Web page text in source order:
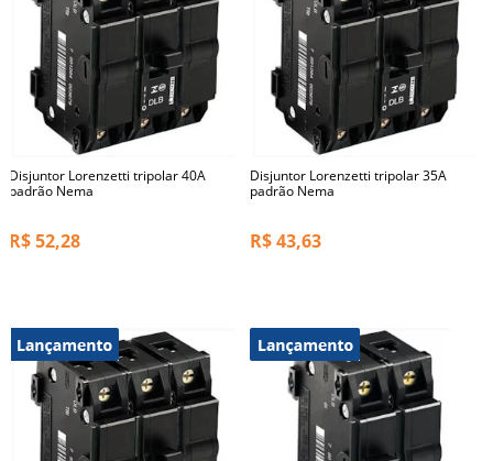
Disjuntor Lorenzetti tripolar 40A
padrão Nema
R$52,28
Disjuntor Lorenzetti tripolar 35A
padrão Nema
R$43,63